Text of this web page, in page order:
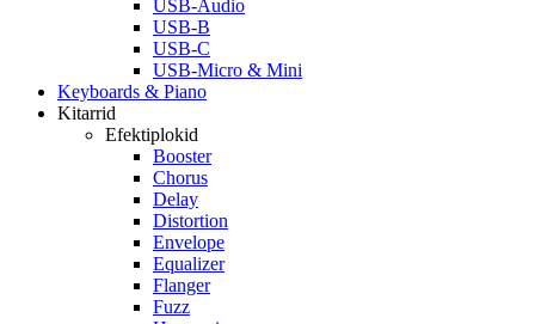
USB-Audio
USB-B
USB-C
USB-Micro & Mini
Keyboards & Piano
Kitarrid
Efektiplokid
Booster
Chorus
Delay
Distortion
Envelope
Equalizer
Flanger
Fuzz